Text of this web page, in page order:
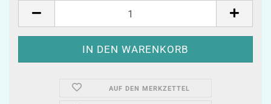
AUF DEN MERKZETTEL